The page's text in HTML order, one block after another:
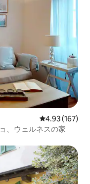
レビュー167
4.93 (167)
、ウェルネスの家